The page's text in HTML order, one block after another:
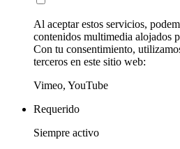
Al aceptar estos servicios,
contenidos multimedia alojados
Con tu consentimiento,
terceros en este sitio web:
Vimeo, YouTube
Requerido
Siempre activo